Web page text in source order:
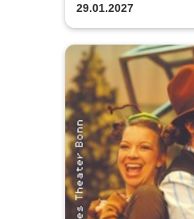
29.01.2027